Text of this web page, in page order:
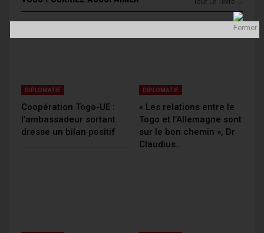
DIPLOMATIE
Coopération Togo-UE :
l’ambassadeur sortant
dresse un bilan positif
DIPLOMATIE
« Les relations entre le
Togo et l’Allemagne sont
sur le bon chemin », Dr
Claudius…